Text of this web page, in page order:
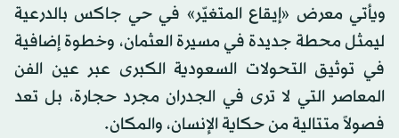
ويأتي معرض «إيقاع المتغيّر» في حي جاكس بالدرعية
ليمثل محطة جديدة في مسيرة العثمان، وخطوة إضافية
في توثيق التحولات السعودية الكبرى عبر عين الفن
المعاصر التي لا ترى في الجدران مجرد حجارة، بل تعد
فصولاً متتالية من حكاية الإنسان، والمكان.